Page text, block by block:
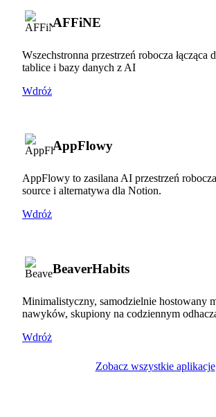
AFFiNE
Wszechstronna przestrzeń robocza łącząca
tablice i bazy danych z AI
Wdróż
AppFlowy
AppFlowy to zasilana AI przestrzeń
source i alternatywa dla Notion.
Wdróż
BeaverHabits
Minimalistyczny, samodzielnie hostowany
nawyków, skupiony na codziennym
Wdróż
Zobacz wszystkie aplikacje